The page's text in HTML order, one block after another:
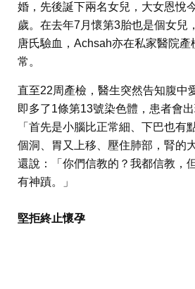
婚，先後誕下兩名女兒，大女恩悅
歲。在去年7月懷第3胎也是個女兒
唐氏驗血，Achsah亦在私家醫院
常。
直至22周產檢，醫生突然告知腹中
即多了1條第13號染色體，患者會
「首先是小腦比正常細、下巴也有
個洞、胃又上移、壓住肺部，腎的
還說：「你們信教的？我都信教，
有神蹟。」
堅拒終止懷孕